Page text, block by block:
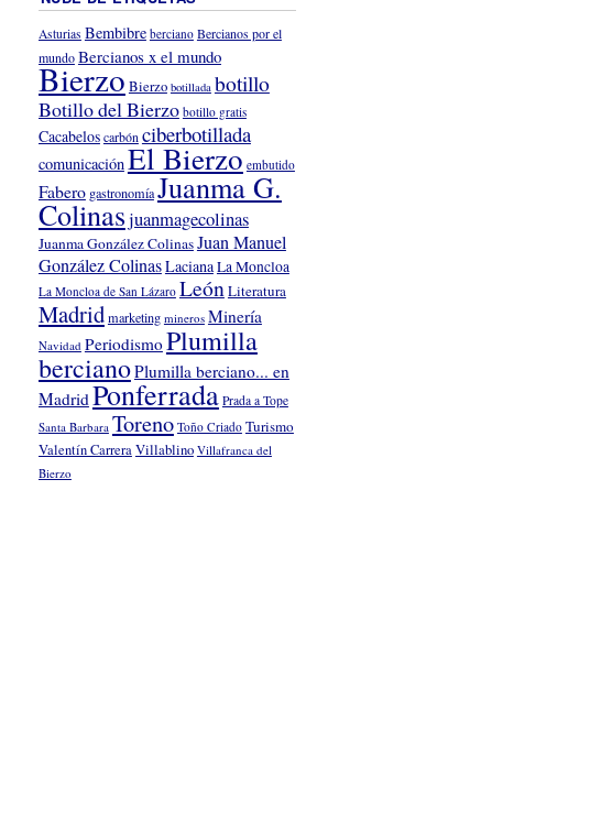
Asturias Bembibre berciano Bercianos por el
mundoBercianos x el mundo
BierzoBierzo botillada botillo
Botillo del Bierzo botillo gratis
Cacabeloscarbón ciberbotillada
comunicaciónEl Bierzo embutido
Fabero gastronomíaJuanma G.
Colinasjuanmagecolinas
Juanma González ColinasJuan Manuel
González ColinasLacianaLa Moncloa
La Moncloa de San Lázaro LeónLiteratura
Madridmarketing mineros Minería
Navidad PeriodismoPlumilla
bercianoPlumilla berciano... en
MadridPonferrada Prada a Tope
Santa Barbara Toreno Toño Criado Turismo
Valentín CarreraVillablino Villafranca del
Bierzo